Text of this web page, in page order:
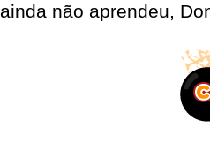
ainda não aprendeu,